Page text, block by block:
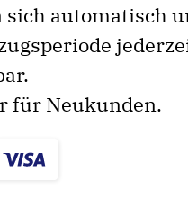
automatisch
für Neukunden.